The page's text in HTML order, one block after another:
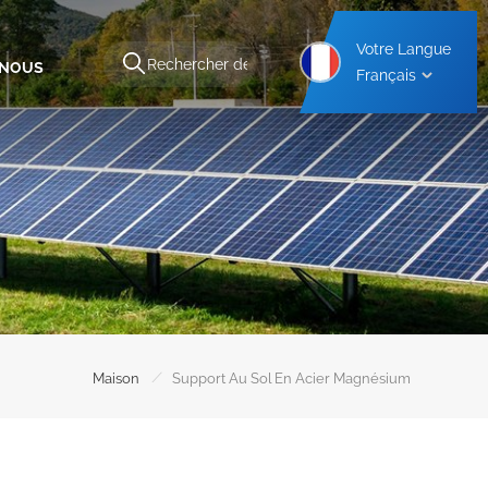
Votre Langue
Français
Maison / Support Au Sol En Acier Magnésium